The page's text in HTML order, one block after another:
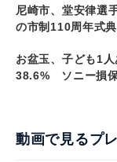
尼崎市、堂安律選
の市制110周年式
お盆玉、子ども1
38.6% ソニー損
動画で見るプ